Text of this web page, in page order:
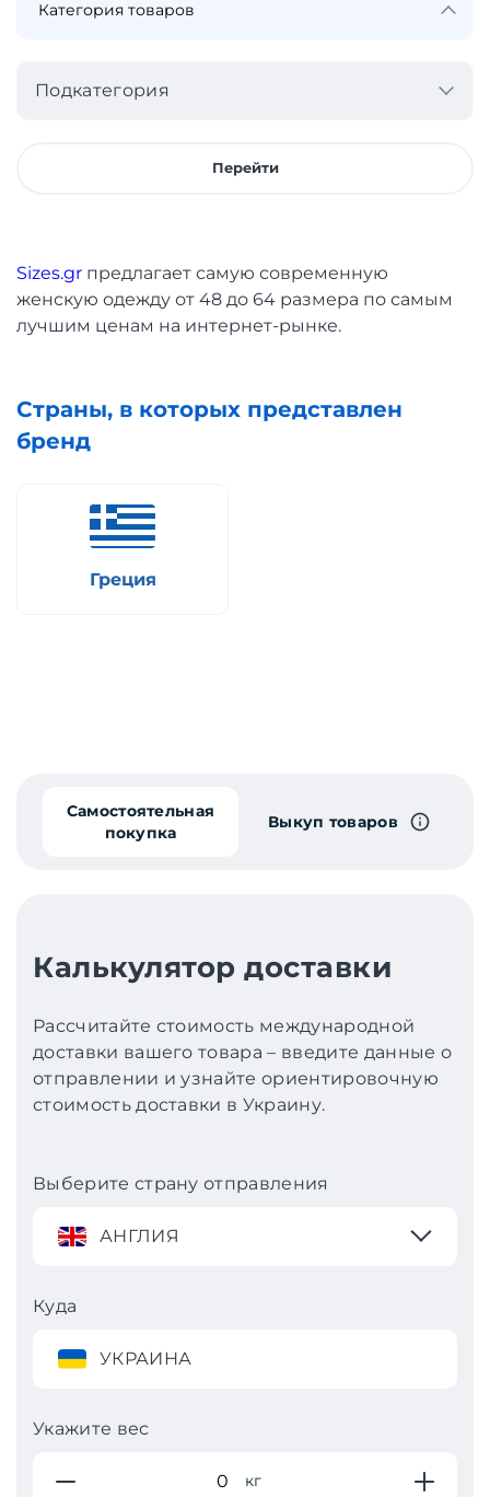
Подкатегория
Перейти
Sizes.gr предлагает самую современную
женскую одежду от 48 до 64 размера по самым
лучшим ценам на интернет-рынке.
Страны, в которых представлен
бренд
Греция
Самостоятельная
покупка
Выкуп товаров
Калькулятор доставки
Рассчитайте стоимость международной
доставки вашего товара – введите данные о
отправлении и узнайте ориентировочную
стоимость доставки в Украину.
Выберите страну отправления
АНГЛИЯ
Куда
УКРАИНА
Укажите вес
кг